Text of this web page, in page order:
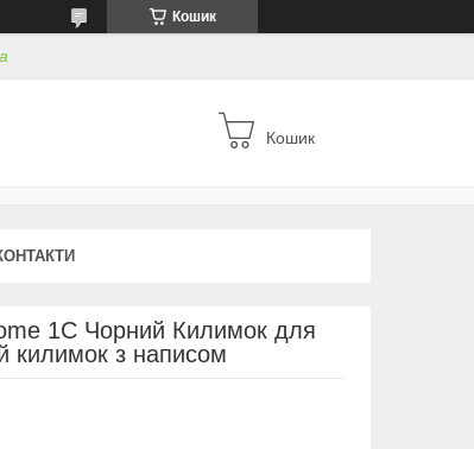
Кошик
Кошик
1C Чорний Килимок для
килимок з написом